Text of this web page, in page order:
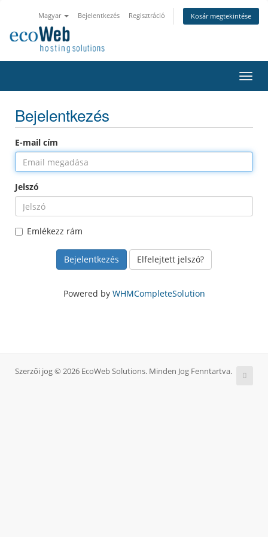
Magyar Bejelentkezés Regisztráció Kosár megtekintése
a
Bejelentkezés
E-mail cím
Jelszó
Emlékezz rám
Elfelejtett jelszó?
Powered by WHMCompleteSolution
Szerzői jog © 2026 EcoWeb Solutions. Minden Jog Fenntartva.